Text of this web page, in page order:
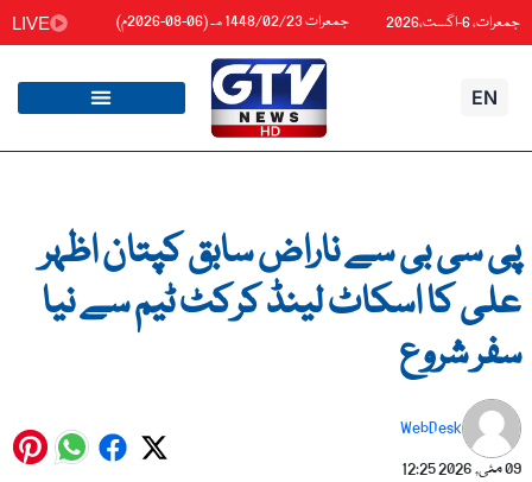
جمعرات، 6-اگست،2026 جمعرات 1448/02/23هـ (06-08-2026م) LIVE
EN
پی سی بی سے ناراض سابق کپتان اظہر
علی کا اسکاٹ لینڈ کرکٹ ٹیم سے نیا
سفر شروع
WebDesk
09 مئی, 2026
12:25